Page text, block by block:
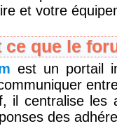
et votre
ce que le
est un portail
il centralise les
des